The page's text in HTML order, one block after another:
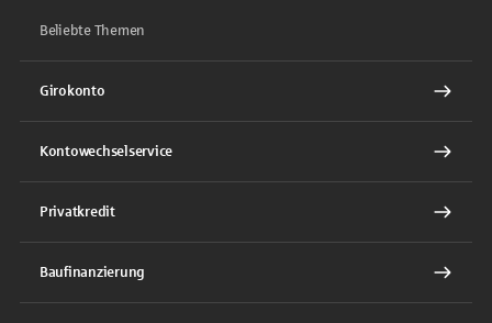
Beliebte Themen
Girokonto
Kontowechselservice
Privatkredit
Baufinanzierung